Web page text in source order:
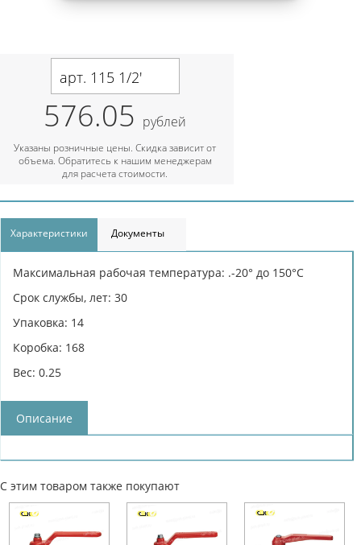
арт. 115 1/2'
576.05 рублей
Указаны розничные цены. Скидка зависит от
объема. Обратитесь к нашим менеджерам
для расчета стоимости.
Характеристики Документы
Максимальная рабочая температура: .-20° до 150°С
Срок службы, лет: 30
Упаковка: 14
Коробка: 168
Вес: 0.25
Описание
С этим товаром также покупают